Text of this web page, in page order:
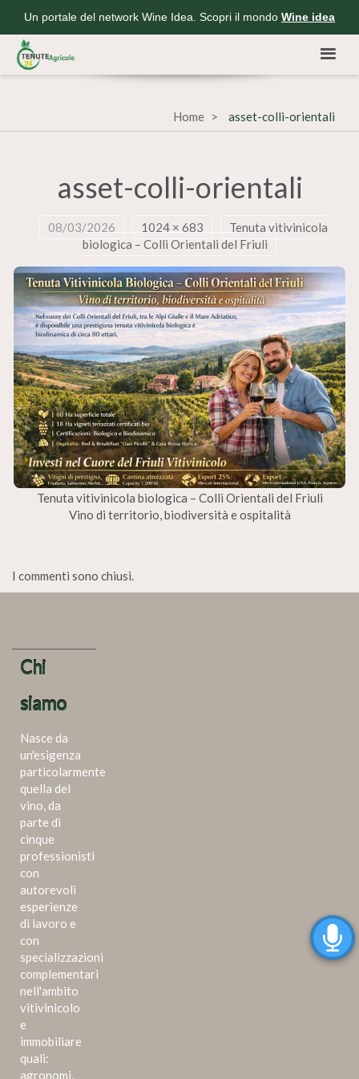
Un portale del network Wine Idea. Scopri il mondo Wine idea
Home asset-colli-orientali
asset-colli-orientali
08/03/2026 1024 × 683
Tenuta vitivinicola
biologica – Colli Orientali del Friuli
Tenuta vitivinicola biologica – Colli Orientali del Friuli
Vino di territorio, biodiversità e ospitalità
I commenti sono chiusi.
Chi
siamo
Nasce da
un'esigenza
particolarmente
quella del
vino, da
parte di
cinque
professionisti
con
autorevoli
esperienze
di lavoro e
con
specializzazioni
complementari
nell'ambito
vitivinicolo
e
immobiliare
quali:
agronomi,